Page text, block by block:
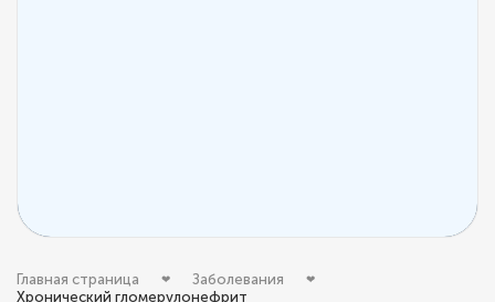
Главная страница
Заболевания
Хронический гломерулонефрит